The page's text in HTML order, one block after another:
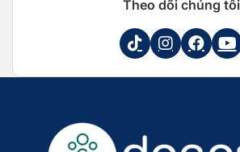
Theo dõi chúng tôi